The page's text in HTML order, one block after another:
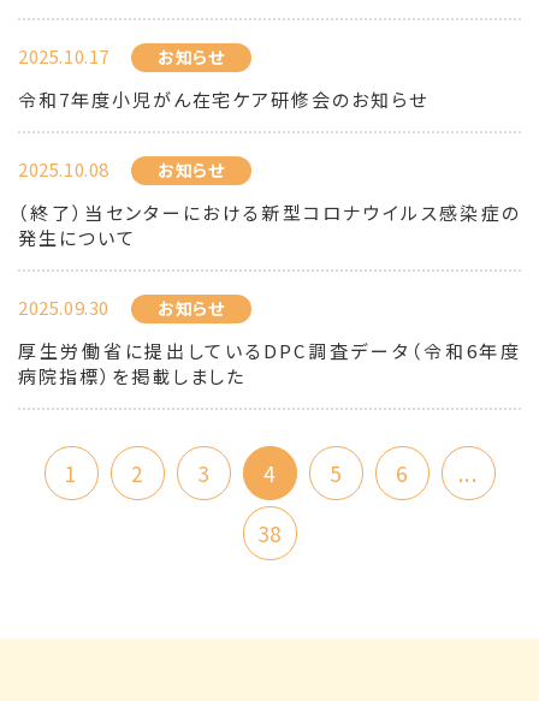
2025.10.17 お知らせ
令和7年度小児がん在宅ケア研修会のお知らせ
2025.10.08 お知らせ
（終了）当センターにおける新型コロナウイルス感染症の
発生について
2025.09.30 お知らせ
厚生労働省に提出しているDPC調査データ（令和6年度
病院指標）を掲載しました
1 2 3 4 5 6
...
38